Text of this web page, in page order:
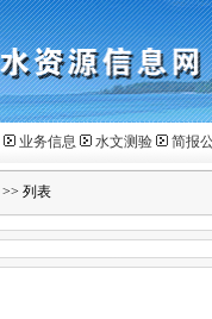
业务信息 水文测验 简报
>> 列表